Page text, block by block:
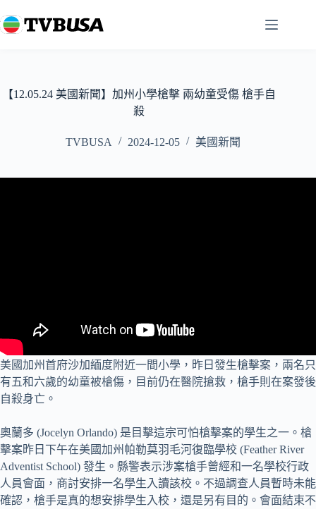
至
【12.05.24 美國新聞】加州小學槍擊 兩幼童受傷 槍手自
殺
TVBUSA 2024-12-05 美國新聞
美國加州首府沙加緬度附近一間小學，昨日發生槍擊案，兩名只
有五和六歲的幼童被槍傷，目前仍在醫院搶救，槍手則在案發後
自殺身亡。
奧蘭多 (Jocelyn Orlando) 是目擊這宗可怕槍擊案的學生之一。槍
擊案昨日下午在美國加州帕勒莫羽毛河復臨學校 (Feather River
Adventist School) 發生。縣警表示涉案槍手曾經和一名學校行政
人員會面，商討安排一名學生入讀該校。不過調查人員暫時未能
確認，槍手是真的想安排學生入校，還是另有目的。會面結束不